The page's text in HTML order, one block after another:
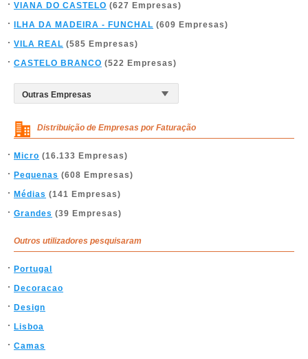
VIANA DO CASTELO (627 Empresas)
ILHA DA MADEIRA - FUNCHAL (609 Empresas)
VILA REAL (585 Empresas)
CASTELO BRANCO (522 Empresas)
Distribuição de Empresas por Faturação
Micro (16.133 Empresas)
Pequenas (608 Empresas)
Médias (141 Empresas)
Grandes (39 Empresas)
Outros utilizadores pesquisaram
Portugal
Decoracao
Design
Lisboa
Camas